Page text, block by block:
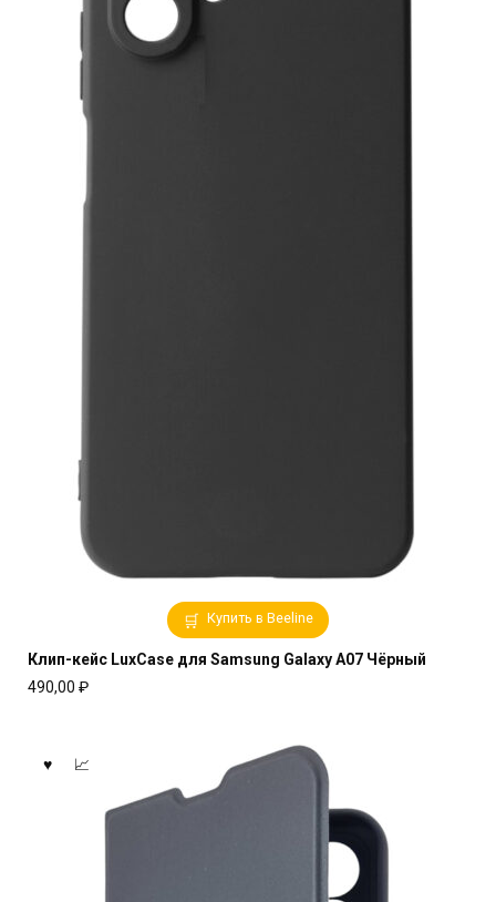
Купить в Beeline
Клип-кейс LuxCase для Samsung Galaxy A07 Чёрный
490,00 ₽